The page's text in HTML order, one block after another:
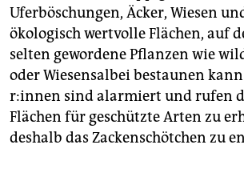
Uferböschungen, Äcker, Wiesen
ökologisch wertvolle Flächen, auf
selten gewordene Pflanzen wie
oder Wiesensalbei bestaunen
r:in­nen sind alarmiert und rufen
Flächen für geschützte Arten zu
deshalb das Zackenschötchen zu